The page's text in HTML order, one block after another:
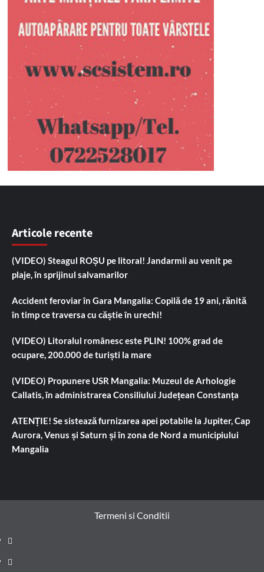
Articole recente
(VIDEO) Steagul ROȘU pe litoral! Jandarmii au venit pe
plaje, în sprijinul salvamarilor
Accident feroviar în Gara Mangalia: Copilă de 19 ani, rănită
în timp ce traversa cu căștie în urechi!
(VIDEO) Litoralul românesc este PLIN! 100% grad de
ocupare, 200.000 de turiști la mare
(VIDEO) Propunere USR Mangalia: Muzeul de Arhologie
Callatis, în administrarea Consiliului Județean Constanța
ATENȚIE! Se sistează furnizarea apei potabile la Jupiter, Cap
Aurora, Venus și Saturn și în zona de Nord a municipiului
Mangalia
Termeni si Conditii
Prima
pagină
Știri